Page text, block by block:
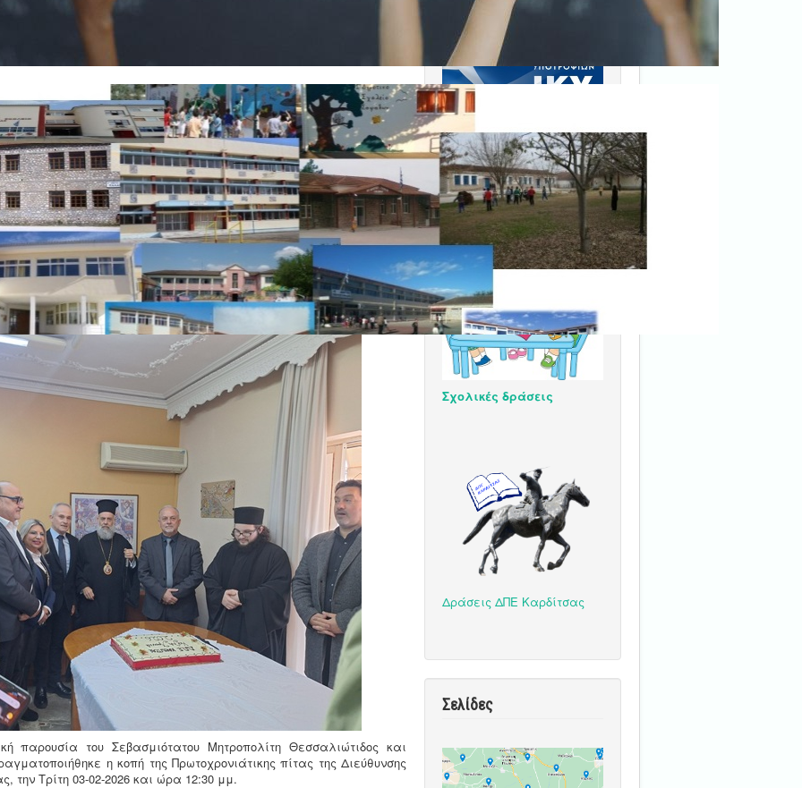
παρουσία του Σεβασμιότατου Μητροπολίτη Θεσσαλιώτιδος και
η κοπή της Πρωτοχρονιάτικης πίτας της Διεύθυνσης
την Τρίτη 03-02-2026 και ώρα 12:30 μμ.
Erasmus+
Σχολικές δράσεις
Δράσεις ΔΠΕ Καρδίτσας
Σελίδες